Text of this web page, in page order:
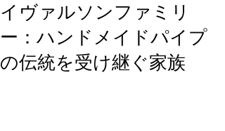
イヴァルソンファミリ
ー：ハンドメイドパイプ
の伝統を受け継ぐ家族